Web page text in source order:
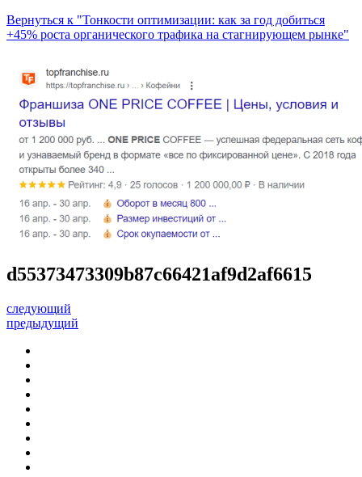
Вернуться к "Тонкости оптимизации: как за год добиться
+45% роста органического трафика на стагнирующем рынке"
d55373473309b87c66421af9d2af6615
следующий
предыдущий